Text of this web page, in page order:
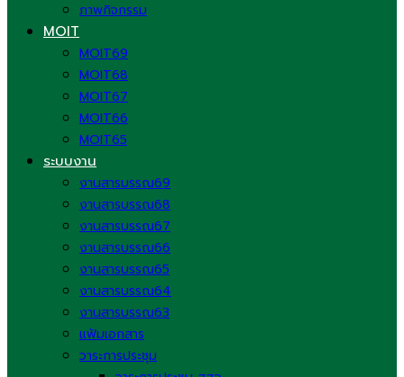
ภาพกิจกรรม
MOIT
MOIT69
MOIT68
MOIT67
MOIT66
MOIT65
ระบบงาน
งานสารบรรณ69
งานสารบรรณ68
งานสารบรรณ67
งานสารบรรณ66
งานสารบรรณ65
งานสารบรรณ64
งานสารบรรณ63
แฟ้มเอกสาร
วาระการประชุม